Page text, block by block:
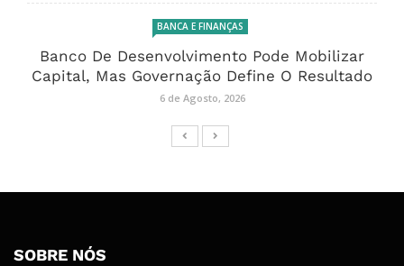
BANCA E FINANÇAS
Banco De Desenvolvimento Pode Mobilizar
Capital, Mas Governação Define O Resultado
6 de Agosto, 2026
SOBRE NÓS